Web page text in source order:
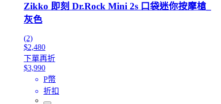
Zikko 即刻 Dr.Rock Mini 2s 口袋迷你按摩槍_
灰色
(2)
$2,480
下單再折
$3,990
P幣
折扣